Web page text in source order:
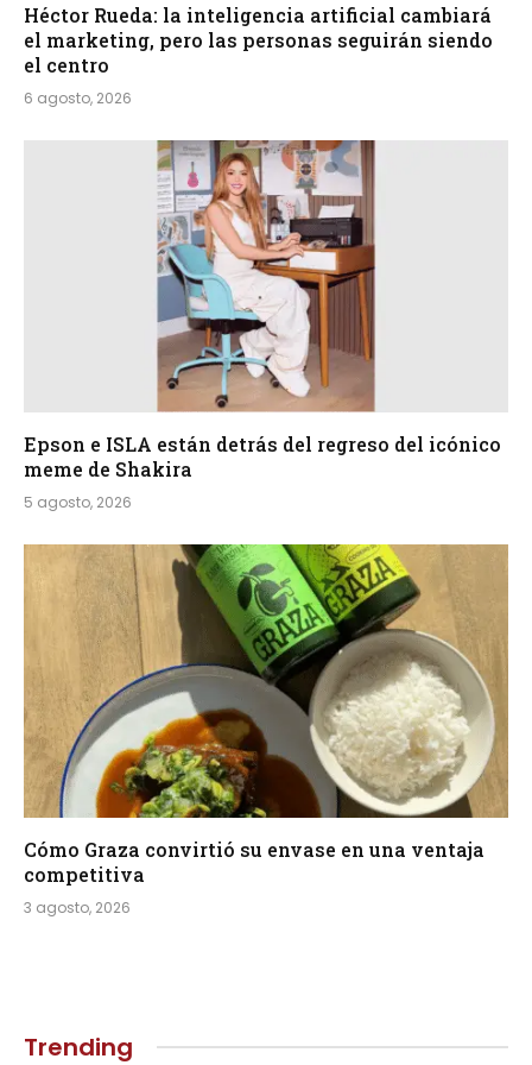
Héctor Rueda: la inteligencia artificial cambiará
el marketing, pero las personas seguirán siendo
el centro
6 agosto, 2026
Epson e ISLA están detrás del regreso del icónico
meme de Shakira
5 agosto, 2026
Cómo Graza convirtió su envase en una ventaja
competitiva
3 agosto, 2026
Trending